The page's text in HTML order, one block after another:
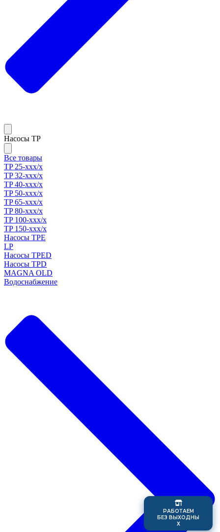
Насосы TP
Все товары
TP 25-xxx/x
TP 32-xxx/x
TP 40-xxx/x
TP 50-xxx/x
TP 65-xxx/x
TP 80-xxx/x
TP 100-xxx/x
TP 150-xxx/x
Насосы TPE
LP
Насосы TPED
Насосы TPD
MAGNA OLD
Водоснабжение
РАБОТАЕМ
БЕЗ ВЫХОДНЫ
Х